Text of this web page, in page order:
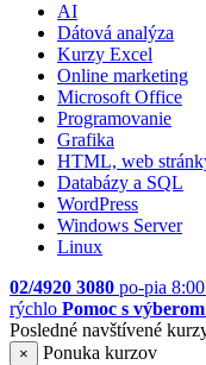
AI
Dátová analýza
Kurzy Excel
Online marketing
Microsoft Office
Programovanie
Grafika
HTML, web
Databázy a SQL
WordPress
Windows Server
Linux
02/4920 3080 po-pia
rýchlo Pomoc s výberom
Posledné navštívené
×
Ponuka kurzov